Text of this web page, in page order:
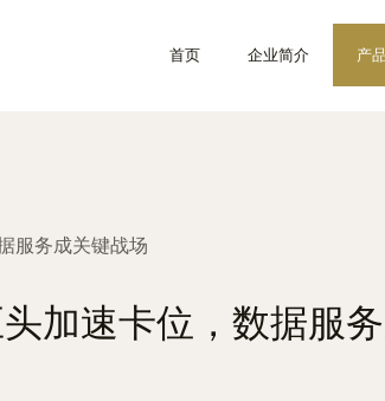
首页 企业简介 产
服务成关键战场
加速卡位，数据服